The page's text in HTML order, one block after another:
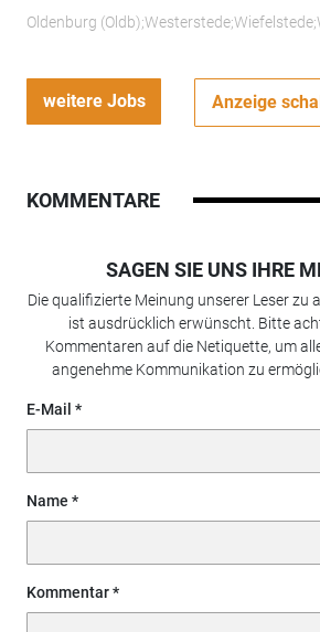
Oldenburg
weitere Jobs Anzeige
KOMMENTARE
SAGEN SIE UNS IHRE
Die qualifizierte Meinung unserer Leser zu
ist ausdrücklich erwünscht. Bitte
Kommentaren auf die Netiquette, um
angenehme Kommunikation zu
E-Mail
Name
Kommentar